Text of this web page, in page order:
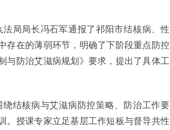
局局长冯石军通报了祁阳市结核病、性
存在的薄弱环节，明确了下阶段重点防控
与防治艾滋病规划》要求，提出了具体工
结核病与艾滋病防控策略、防治工作要
。授课专家立足基层工作短板与督导共性